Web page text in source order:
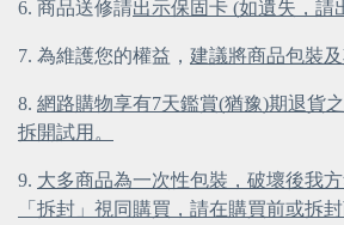
6. 商品送修請出示保固卡 (如遺失，請
7. 為維護您的權益， 建議將商品包裝
8. 網路購物享有7天鑑賞(猶豫)期退貨
拆開試用。
9. 大多商品為一次性包裝，破壞後我
「拆封」視同購買，請在購買前或拆